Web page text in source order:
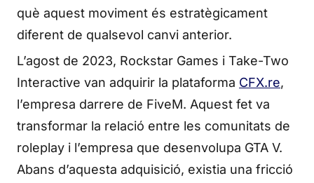
què aquest moviment és estratègicament
diferent de qualsevol canvi anterior.
L’agost de 2023, Rockstar Games i Take-Two
Interactive van adquirir la plataforma CFX.re,
l’empresa darrere de FiveM. Aquest fet va
transformar la relació entre les comunitats de
roleplay i l’empresa que desenvolupa GTA V.
Abans d’aquesta adquisició, existia una fricció